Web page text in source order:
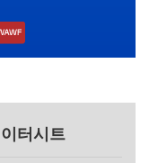
터시트